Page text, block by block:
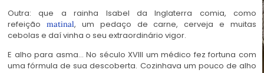
Outra: que a rainha Isabel da Inglaterra comia, como
refeição matinal, um pedaço de carne, cerveja e muitas
cebolas e daí vinha o seu extraordinário vigor.
E alho para asma… No século XVIII um médico fez fortuna com
uma fórmula de sua descoberta. Cozinhava um pouco de alho